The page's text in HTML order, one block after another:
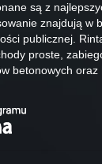
są z
znajdują w
publicznej.
proste,
betonowych